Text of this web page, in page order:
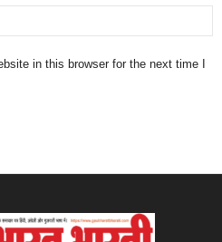
in this browser for the next time I